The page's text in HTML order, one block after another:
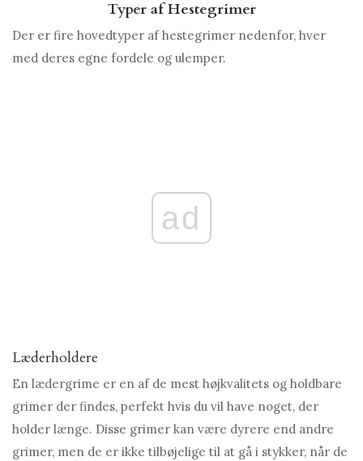
Typer af Hestegrimer
Der er fire hovedtyper af hestegrimer nedenfor, hver
med deres egne fordele og ulemper.
ad
Læderholdere
En lædergrime er en af ​​de mest højkvalitets og holdbare
grimer der findes, perfekt hvis du vil have noget, der
holder længe. Disse grimer kan være dyrere end andre
grimer, men de er ikke tilbøjelige til at gå i stykker, når de